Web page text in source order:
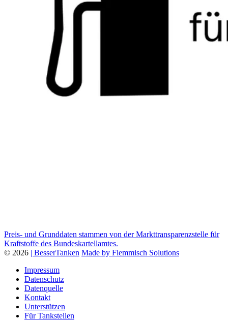
Preis- und Grunddaten stammen von der Markttransparenzstelle für
Kraftstoffe des Bundeskartellamtes.
© 2026 | BesserTanken Made by Flemmisch Solutions
Impressum
Datenschutz
Datenquelle
Kontakt
Unterstützen
Für Tankstellen